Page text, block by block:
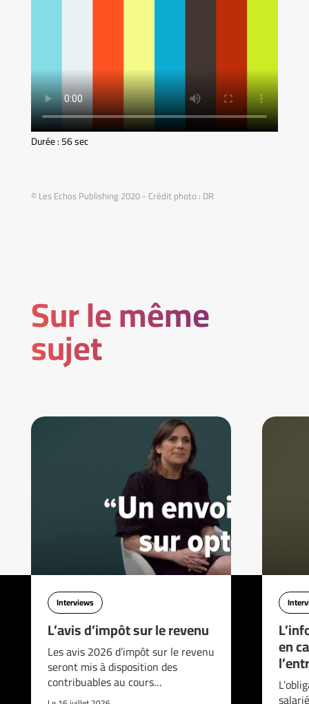
Durée : 56 sec
© Les Echos Publishing 2020 - Crédit photo : DR
Sur le même
sujet
Interviews
L’avis d’impôt sur le revenu
Les avis 2026 d’impôt sur le revenu
seront mis à disposition des
contribuables au cours…
en